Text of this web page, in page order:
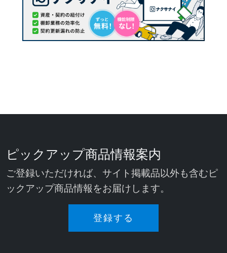
ピックアップ商品情報案内
ご登録いただければ、サイト掲載品以外も含むピ
ックアップ商品情報をお届けします。
登録する